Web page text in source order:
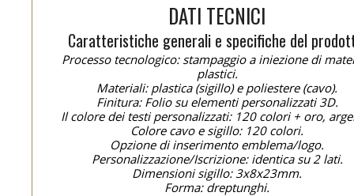
DATI TECNICI
Caratteristiche generali e specifiche del
Processo tecnologico: stampaggio a iniezione di
plastici.
Materiali: plastica (sigillo) e poliestere (cavo).
Finitura: Folio su elementi personalizzati 3D.
Il colore dei testi personalizzati: 120 colori + oro,
Colore cavo e sigillo: 120 colori.
Opzione di inserimento emblema/logo.
Personalizzazione/Iscrizione: identica su 2 lati.
Dimensioni sigillo: 3x8x23mm.
Forma: dreptunghi.